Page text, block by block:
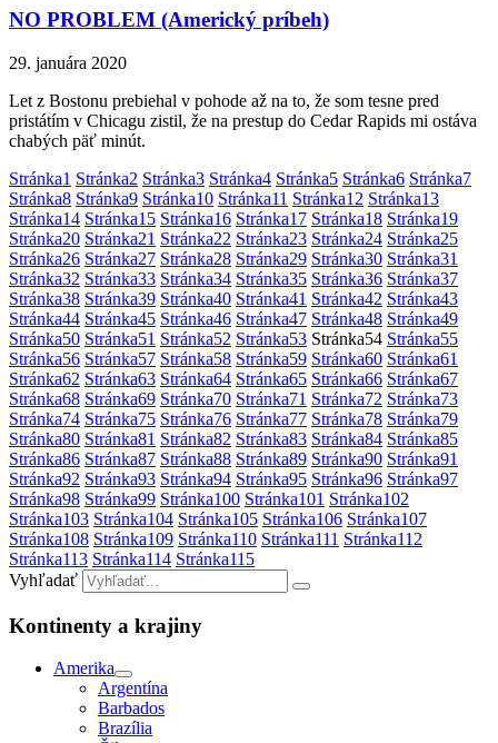
NO PROBLEM (Americký príbeh)
29. januára 2020
Let z Bostonu prebiehal v pohode až na to, že som tesne pred
pristátím v Chicagu zistil, že na prestup do Cedar Rapids mi ostáva
chabých päť minút.
Stránka1 Stránka2 Stránka3 Stránka4 Stránka5 Stránka6 Stránka7
Stránka8 Stránka9 Stránka10 Stránka11 Stránka12 Stránka13
Stránka14 Stránka15 Stránka16 Stránka17 Stránka18 Stránka19
Stránka20 Stránka21 Stránka22 Stránka23 Stránka24 Stránka25
Stránka26 Stránka27 Stránka28 Stránka29 Stránka30 Stránka31
Stránka32 Stránka33 Stránka34 Stránka35 Stránka36 Stránka37
Stránka38 Stránka39 Stránka40 Stránka41 Stránka42 Stránka43
Stránka44 Stránka45 Stránka46 Stránka47 Stránka48 Stránka49
Stránka50 Stránka51 Stránka52 Stránka53 Stránka54 Stránka55
Stránka56 Stránka57 Stránka58 Stránka59 Stránka60 Stránka61
Stránka62 Stránka63 Stránka64 Stránka65 Stránka66 Stránka67
Stránka68 Stránka69 Stránka70 Stránka71 Stránka72 Stránka73
Stránka74 Stránka75 Stránka76 Stránka77 Stránka78 Stránka79
Stránka80 Stránka81 Stránka82 Stránka83 Stránka84 Stránka85
Stránka86 Stránka87 Stránka88 Stránka89 Stránka90 Stránka91
Stránka92 Stránka93 Stránka94 Stránka95 Stránka96 Stránka97
Stránka98 Stránka99 Stránka100 Stránka101 Stránka102
Stránka103 Stránka104 Stránka105 Stránka106 Stránka107
Stránka108 Stránka109 Stránka110 Stránka111 Stránka112
Stránka113 Stránka114 Stránka115
Vyhľadať
Kontinenty a krajiny
Amerika
Argentína
Barbados
Brazília